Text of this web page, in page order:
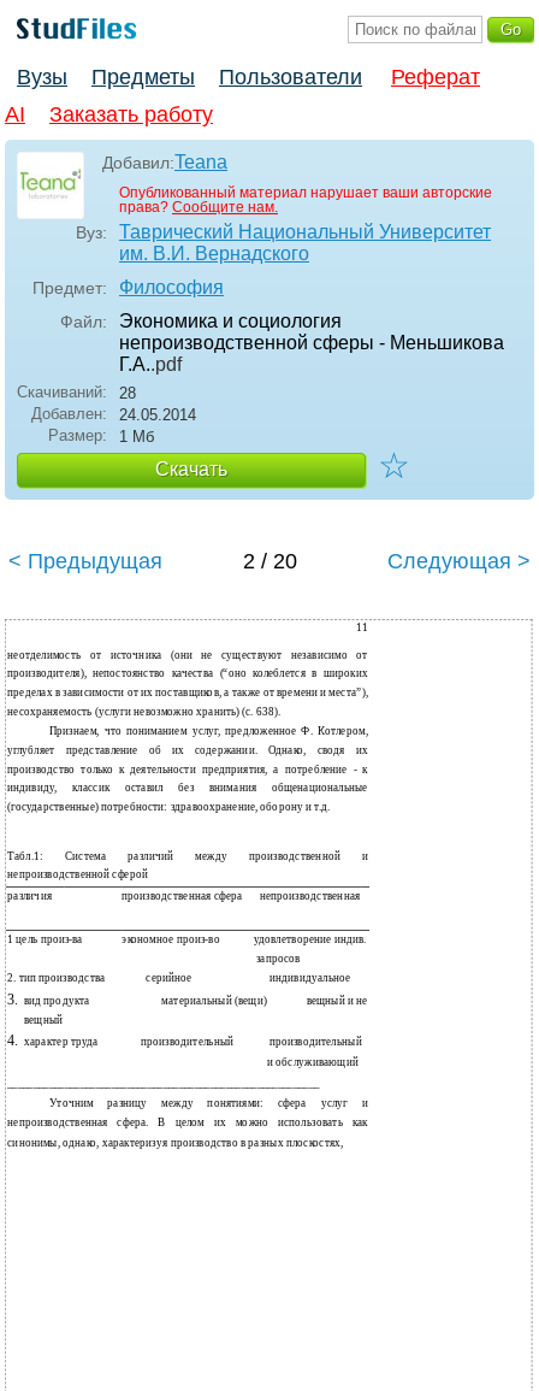
Вузы Предметы Пользователи
Реферат
AI
Заказать работу
Добавил:Teana
Опубликованный материал нарушает ваши авторские
права? Сообщите нам.
Вуз:
Таврический Национальный Университет
им. В.И. Вернадского
Предмет: Философия
Файл:
Экономика и социология
непроизводственной сферы - Меньшикова
Г.А..pdf
Скачиваний:
28
Добавлен:
24.05.2014
Размер:
1 Мб
Скачать ☆
< Предыдущая 2 / 20 Следующая >
11
неотделимость от источника (они не существуют независимо от
производителя), непостоянство качества (“оно колеблется в широких
пределах в зависимости от их поставщиков, а также от времени и места”),
несохраняемость (услуги невозможно хранить) (с. 638).
Признаем, что пониманием услуг, предложенное Ф. Котлером,
углубляет представление об их содержании. Однако, сводя их
производство только к деятельности предприятия, а потребление - к
индивиду, классик оставил без внимания общенациональные
(государственные) потребности: здравоохранение, оборону и т.д.
Табл.1: Система различий между производственной
и
непроизводственной сферой
различия
производственная сфера непроизводственная
1 цель произ-ва экономное произ-во
удовлетворение индив.
запросов
2. тип производства серийное индивидуальное
3. вид продукта материальный (вещи)
вещный и не
вещный
4. характер труда производительный производительный
и обслуживающий
Уточним разницу между понятиями: сфера услуг и
непроизводственная сфера. В целом их можно использовать как
синонимы, однако, характеризуя производство в разных плоскостях,